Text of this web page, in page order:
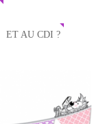
ET AU CDI ?